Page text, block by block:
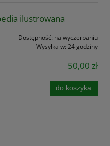
ilustrowana
Dostępność: na wyczerpaniu
Wysyłka w: 24 godziny
50,00 zł
do koszyka